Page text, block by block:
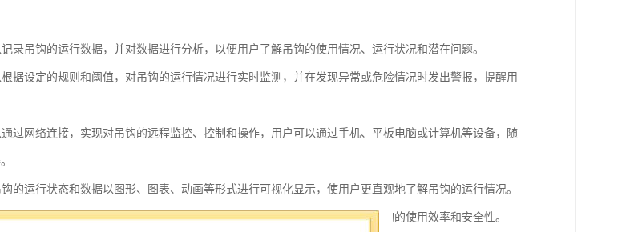
录吊钩的运行数据，并对数据进行分析，以便用户了解吊钩的使用情况、运行状况和潜在问题。
据设定的规则和阈值，对吊钩的运行情况进行实时监测，并在发现异常或危险情况时发出警报，提醒用
过网络连接，实现对吊钩的远程监控、控制和操作，用户可以通过手机、平板电脑或计算机等设备，随
的运行状态和数据以图形、图表、动画等形式进行可视化显示，使用户更直观地了解吊钩的运行情况。
过对吊钩运行数据的分析，提供智能化的建议和优化方案，帮助用户提高吊钩的使用效率和安全性。